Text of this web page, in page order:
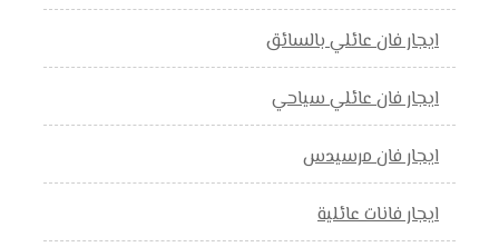
ايجار فان عائلي بالسائق
ايجار فان عائلي سياحي
ايجار فان مرسيدس
ايجار فانات عائلية